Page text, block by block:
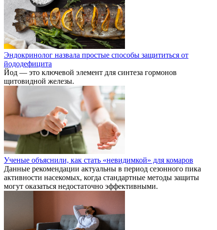
Эндокринолог назвала простые способы защититься от
йододефицита
Йод — это ключевой элемент для синтеза гормонов
щитовидной железы.
Ученые объяснили, как стать «невидимкой» для комаров
Данные рекомендации актуальны в период сезонного пика
активности насекомых, когда стандартные методы защиты
могут оказаться недостаточно эффективными.